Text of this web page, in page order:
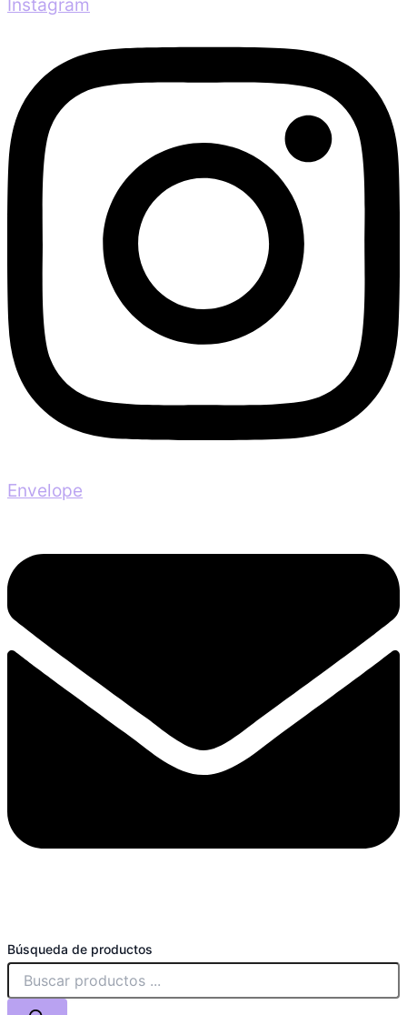
Instagram
Envelope
Búsqueda de productos